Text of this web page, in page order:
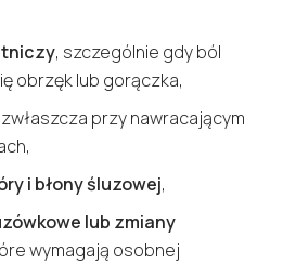
, szczególnie gdy ból
obrzęk lub gorączka,
zwłaszcza przy nawracającym
i błony śluzowej,
lub zmiany
wymagają osobnej